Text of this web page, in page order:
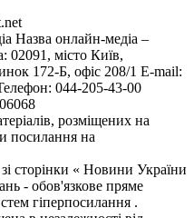
Назва онлайн-медіа –
02091, місто Київ,
172-Б, офіс 208/1 E-mail:
044-205-43-00
розміщених на
посилання на
сторінки « Новини України
- обов'язкове пряме
гіперпосилання .